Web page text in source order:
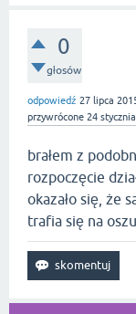
0
głosów
odpowiedź 27 lipca
przywrócone 24
brałem z
rozpoczęcie
okazało się, że
trafia się na